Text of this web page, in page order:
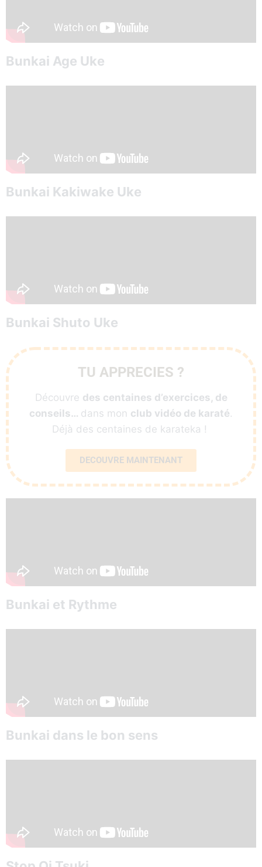
Bunkai Age Uke
Bunkai Kakiwake Uke
Bunkai Shuto Uke
TU APPRECIES ?
Découvre des centaines d’exercices, de
conseils… dans mon club vidéo de karaté.
Déjà des centaines de karateka !
DECOUVRE MAINTENANT
Bunkai et Rythme
Bunkai dans le bon sens